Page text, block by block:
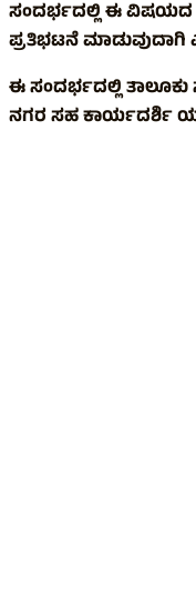
ಸಂದರ್ಭದಲ್ಲಿ ಈ ವಿಷಯದ
ಪ್ರತಿಭಟನೆ ಮಾಡುವುದಾಗಿ
ಈ ಸಂದರ್ಭದಲ್ಲಿ
ನಗರ ಸಹ ಕಾರ್ಯದರ್ಶಿ